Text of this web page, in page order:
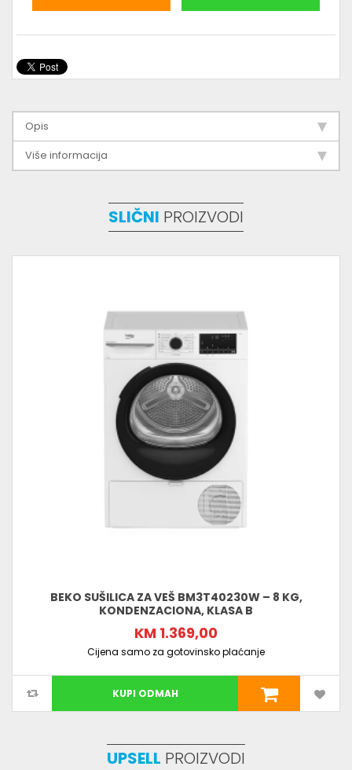
Opis
Više informacija
SLIČNI PROIZVODI
BEKO SUŠILICA ZA VEŠ BM3T40230W – 8 KG,
KONDENZACIONA, KLASA B
KM 1.369,00
Cijena samo za gotovinsko plaćanje
KUPI ODMAH
UPSELL PROIZVODI